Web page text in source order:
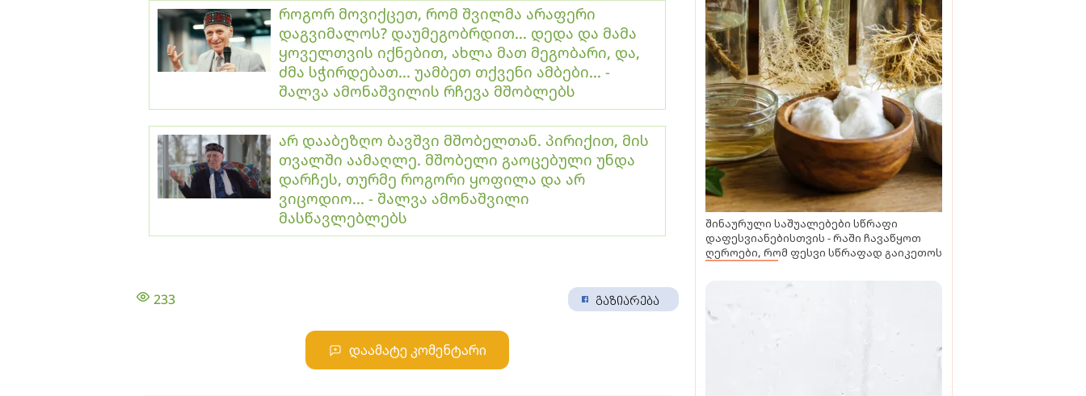
როგორ მოვიქცეთ, რომ შვილმა არაფერი
დაგვიმალოს? დაუმეგობრდით... დედა და მამა
ყოველთვის იქნებით, ახლა მათ მეგობარი, და,
ძმა სჭირდებათ... უამბეთ თქვენი ამბები... -
შალვა ამონაშვილის რჩევა მშობლებს
არ დააბეზღო ბავშვი მშობელთან. პირიქით, მის
თვალში აამაღლე. მშობელი გაოცებული უნდა
დარჩეს, თურმე როგორი ყოფილა და არ
ვიცოდიო... - შალვა ამონაშვილი
მასწავლებლებს
233 გაზიარება
დაამატე კომენტარი
შინაურული საშუალებები სწრაფი
დაფესვიანებისთვის - რაში ჩავაწყოთ
ღეროები, რომ ფესვი სწრაფად გაიკეთოს